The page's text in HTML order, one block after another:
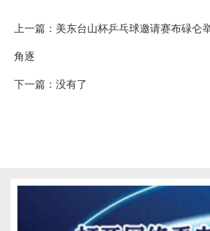
上一篇： 美东台山杯乒乓球邀请赛布碌仑
角逐
下一篇：没有了